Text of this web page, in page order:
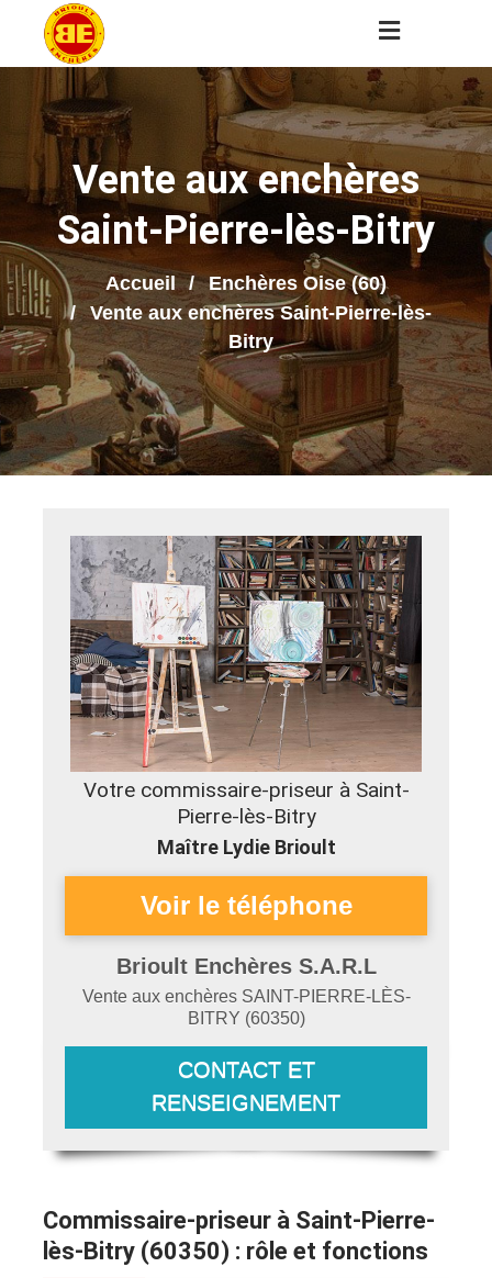
Vente aux enchères
Saint-Pierre-lès-Bitry
Accueil
Enchères Oise (60)
Vente aux enchères Saint-Pierre-lès-
Bitry
Votre commissaire-priseur à Saint-
Pierre-lès-Bitry
Maître Lydie Brioult
Brioult Enchères S.A.R.L
Vente aux enchères SAINT-PIERRE-LÈS-
BITRY (60350)
CONTACT ET
RENSEIGNEMENT
Commissaire-priseur à Saint-Pierre-
lès-Bitry (60350) : rôle et fonctions